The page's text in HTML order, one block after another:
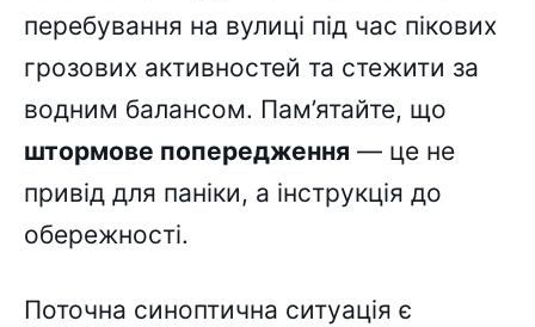
перебування на вулиці під час пікових
грозових активностей та стежити за
водним балансом. Пам’ятайте, що
штормове попередження — це не
привід для паніки, а інструкція до
обережності.
Поточна синоптична ситуація є